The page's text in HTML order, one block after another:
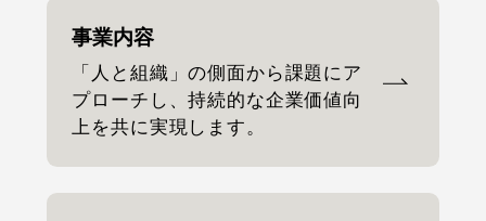
事業内容
「人と組織」の側面から課題にア
プローチし、持続的な企業価値向
上を共に実現します。